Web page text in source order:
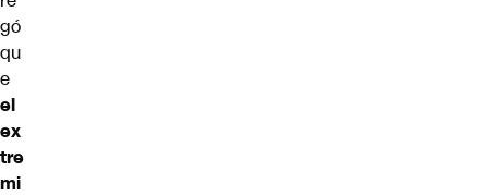
gó
qu
e
el
ex
tre
mi